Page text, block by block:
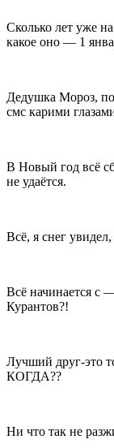
Сколько лет уже
какое оно — 1
Дедушка Мороз,
смс карими
В Новый год всё
не удаётся.
Всё, я снег
Всё начинается с
Курантов?!
Лучший друг-это
КОГДА??
Ни что так не